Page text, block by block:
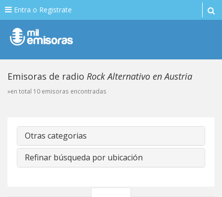
Entra o Registrate
Emisoras de radio Rock Alternativo en Austria
»en total 10 emisoras encontradas
Otras categorias
Refinar búsqueda por ubicación